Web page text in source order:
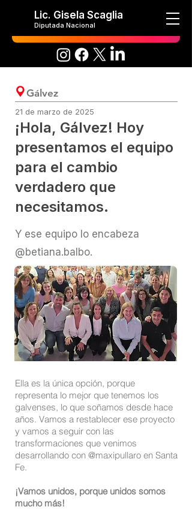
Lic. Gisela Scaglia
Diputada Nacional
Gálvez
21 de marzo de 2025
¡Hola, Gálvez! Hoy
presentamos el equipo
para el cambio
verdadero que
necesitamos.
Y ese equipo lo encabeza
@betiana.balbo.
Ella es la única opción, porque
representa lo mejor que tenemos los
galvenses, lo que soñamos desde hace
años. Vamos a restablecer ese proyecto
y vamos a seguir con las
transformaciones que venimos
desarrollando con @maxipullaro en Santa
Fe.
¡Vamos unidos, porque unidos somos
mucho más!